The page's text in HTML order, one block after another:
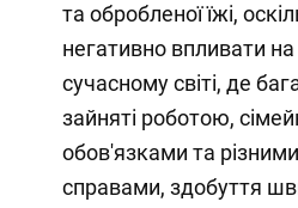
та обробленої їжі,
негативно впливати
сучасному світі, де
зайняті роботою,
обов'язками та
справами, здобуття